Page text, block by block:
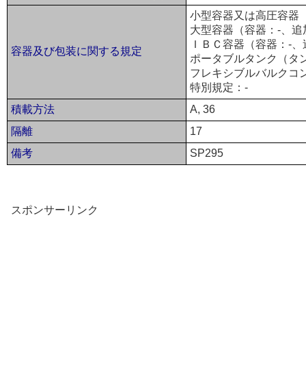
容器及び包装に関する規定
小型容器又は高圧容器
大型容器（容器：-、追
ＩＢＣ容器（容器：-
ポータブルタンク（タ
フレキシブルバルクコ
特別規定：-
積載方法
A, 36
隔離
17
備考
SP295
スポンサーリンク